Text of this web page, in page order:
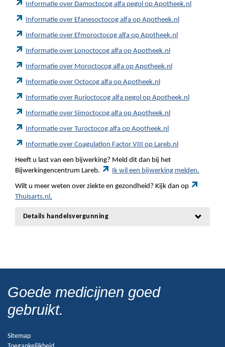
Informatie over Damoctocog alfa pegol op Apotheek.nl
Informatie over Efanesoctocog alfa op Apotheek.nl
Informatie over Efmoroctocog alfa op Apotheek.nl
Informatie over Lonoctocog alfa op Apotheek.nl
Informatie over Moroctocog alfa op Apotheek.nl
Informatie over Octocog alfa op Apotheek.nl
Informatie over Rurioctocog alfa pegol op Apotheek.nl
Informatie over Simoctocog alfa op Apotheek.nl
Informatie over Turoctocog alfa op Apotheek.nl
Informatie over Coagulation Factor VIII op Lareb.nl
Heeft u last van een bijwerking? Meld dit dan bij het
Bijwerkingencentrum Lareb.
Ik wil een bijwerking melden.
Wilt u meer weten over ziekte en gezondheid? Kijk dan op
Thuisarts.nl.
Details handelsvergunning
Goede medicijnen goed
gebruikt.
Sitemap